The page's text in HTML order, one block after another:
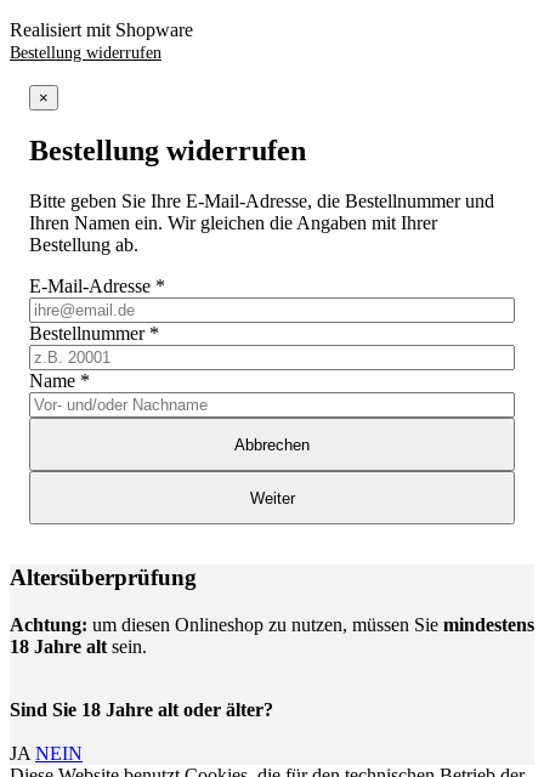
Realisiert mit Shopware
Bestellung widerrufen
×
Bestellung widerrufen
Bitte geben Sie Ihre E-Mail-Adresse, die Bestellnummer und
Ihren Namen ein. Wir gleichen die Angaben mit Ihrer
Bestellung ab.
E-Mail-Adresse *
Bestellnummer *
Name *
Abbrechen
Weiter
Altersüberprüfung
Achtung: um diesen Onlineshop zu nutzen, müssen Sie mindestens
18 Jahre alt sein.
Sind Sie 18 Jahre alt oder älter?
JA NEIN